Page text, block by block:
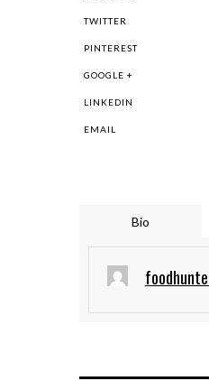
TWITTER
PINTEREST
GOOGLE +
LINKEDIN
EMAIL
Bio